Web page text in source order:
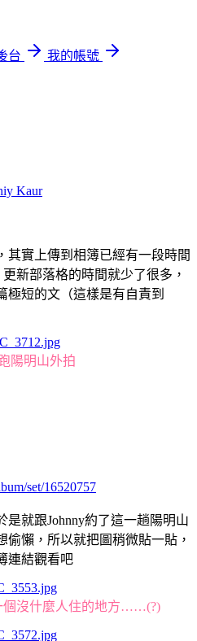
台
我的帳號
Kaur
其實上傳到相簿已經有一段時間
新部落格的時間就少了很多，
極短的文（這樣是有自責到
陽明山外拍
set/16520757
就跟Johnny約了這一趟陽明山
懶，所以就把圖稍微貼一貼，
連結觀看吧
個沒什麼人住的地方……(?)